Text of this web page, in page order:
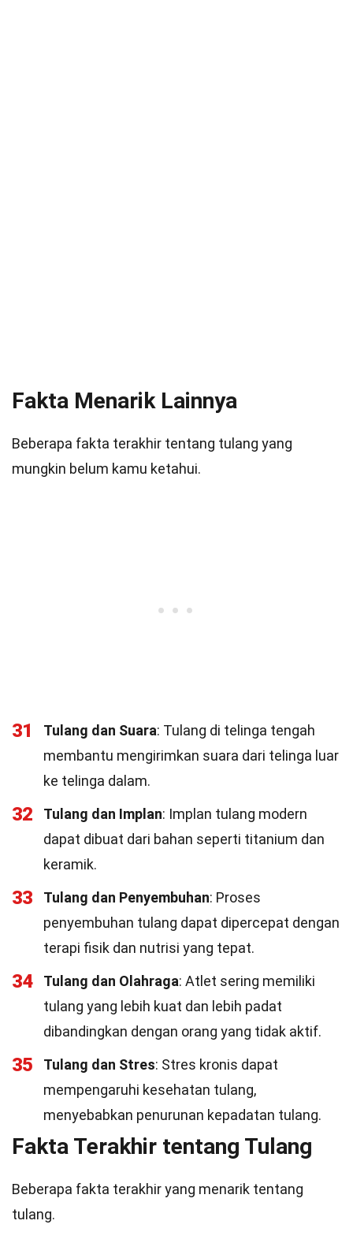
Fakta Menarik Lainnya
Beberapa fakta terakhir tentang tulang yang
mungkin belum kamu ketahui.
31 Tulang dan Suara: Tulang di telinga tengah
membantu mengirimkan suara dari telinga luar
ke telinga dalam.
32 Tulang dan Implan: Implan tulang modern
dapat dibuat dari bahan seperti titanium dan
keramik.
33 Tulang dan Penyembuhan: Proses
penyembuhan tulang dapat dipercepat dengan
terapi fisik dan nutrisi yang tepat.
34 Tulang dan Olahraga: Atlet sering memiliki
tulang yang lebih kuat dan lebih padat
dibandingkan dengan orang yang tidak aktif.
35 Tulang dan Stres: Stres kronis dapat
mempengaruhi kesehatan tulang,
menyebabkan penurunan kepadatan tulang.
Fakta Terakhir tentang Tulang
Beberapa fakta terakhir yang menarik tentang
tulang.